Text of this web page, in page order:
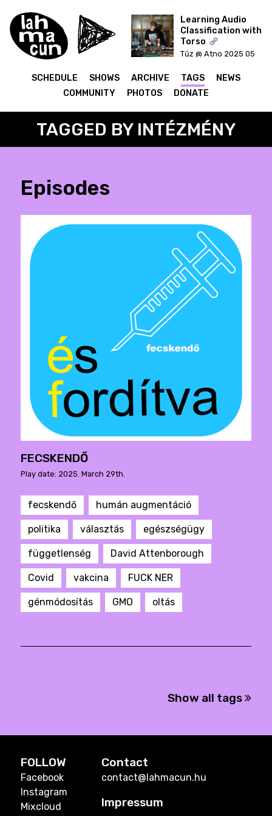
ON AIR
Learning Audio
Classification with
Torso
Tűz @ Atno 2025 05
SCHEDULE SHOWS ARCHIVE TAGS
NEWS
COMMUNITY
PHOTOS DONATE
TAGGED BY INTÉZMÉNY
Episodes
FECSKENDŐ
Play date: 2025. March 29th.
fecskendő humán augmentáció
politika választás egészségügy
függetlenség David Attenborough
Covid vakcina FUCK NER
génmódosítás GMO oltás
Show all tags
FOLLOW
Facebook
Instagram
Mixcloud
Contact
contact@lahmacun.hu
Impressum